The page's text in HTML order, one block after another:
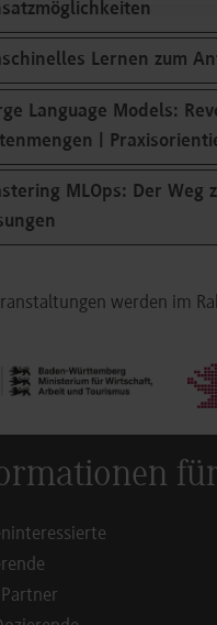
Lernen zum
Language Models:
|
MLOps: Der Weg
werden im